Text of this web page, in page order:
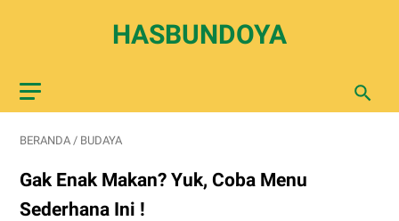
HASBUNDOYA
BERANDA / BUDAYA
Gak Enak Makan? Yuk, Coba Menu
Sederhana Ini !